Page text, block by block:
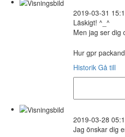
2019-03-31
Läskigt! ^_^
Men jag ser dig
Hur gpr
Historik Gå till
2019-03-28
Jag önskar dig